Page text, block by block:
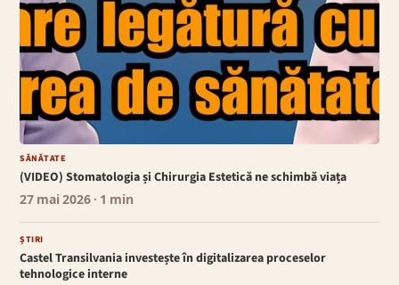
SĂNĂTATE
(VIDEO) Stomatologia și Chirurgia Estetică ne schimbă viața
27 mai 2026 · 1 min
ȘTIRI
Castel Transilvania investește în digitalizarea proceselor
tehnologice interne